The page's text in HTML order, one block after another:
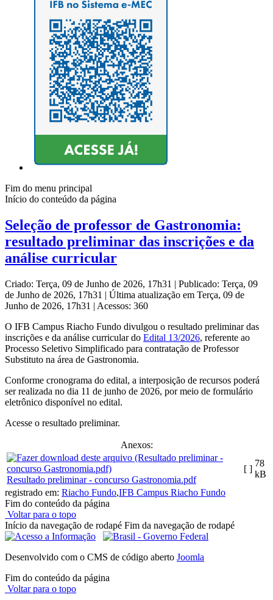
Fim do menu principal
Início do conteúdo da página
Seleção de professor de Gastronomia:
resultado preliminar das inscrições e da
análise curricular
Criado: Terça, 09 de Junho de 2026, 17h31 | Publicado: Terça, 09
de Junho de 2026, 17h31 | Última atualização em Terça, 09 de
Junho de 2026, 17h31 | Acessos: 360
O IFB Campus Riacho Fundo divulgou o resultado preliminar das
inscrições e da análise curricular do Edital 13/2026, referente ao
Processo Seletivo Simplificado para contratação de Professor
Substituto na área de Gastronomia.
Conforme cronograma do edital, a interposição de recursos poderá
ser realizada no dia 11 de junho de 2026, por meio de formulário
eletrônico disponível no edital.
Acesse o resultado preliminar.
Anexos:
Resultado preliminar - concurso Gastronomia.pdf
[ ]
78
kB
registrado em: Riacho Fundo,IFB Campus Riacho Fundo
Fim do conteúdo da página
Voltar para o topo
Início da navegação de rodapé Fim da navegação de rodapé
Desenvolvido com o CMS de código aberto Joomla
Fim do conteúdo da página
Voltar para o topo